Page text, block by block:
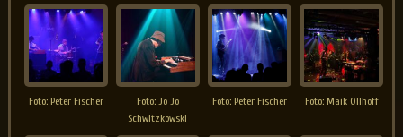
Foto: Peter Fischer
Foto: Jo Jo
Schwitzkowski
Foto: Peter Fischer Foto: Maik Ollhoff